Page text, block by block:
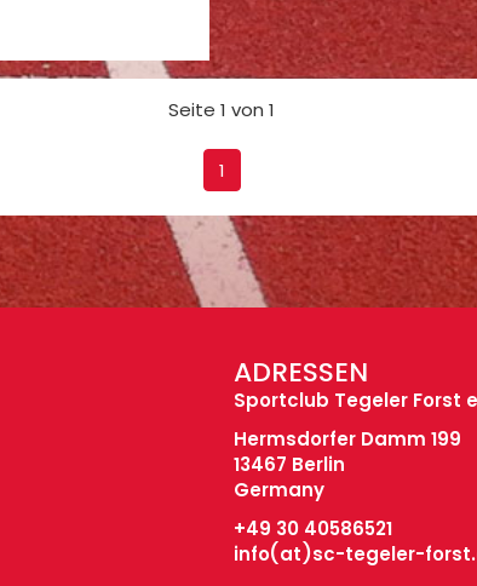
Seite 1 von 1
1
ADRESSEN
Sportclub Tegeler Forst
Hermsdorfer Damm 199
13467 Berlin
Germany
+49 30 40586521
info(at)sc-tegeler-